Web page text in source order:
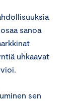
sanoa
uhkaavat
sen